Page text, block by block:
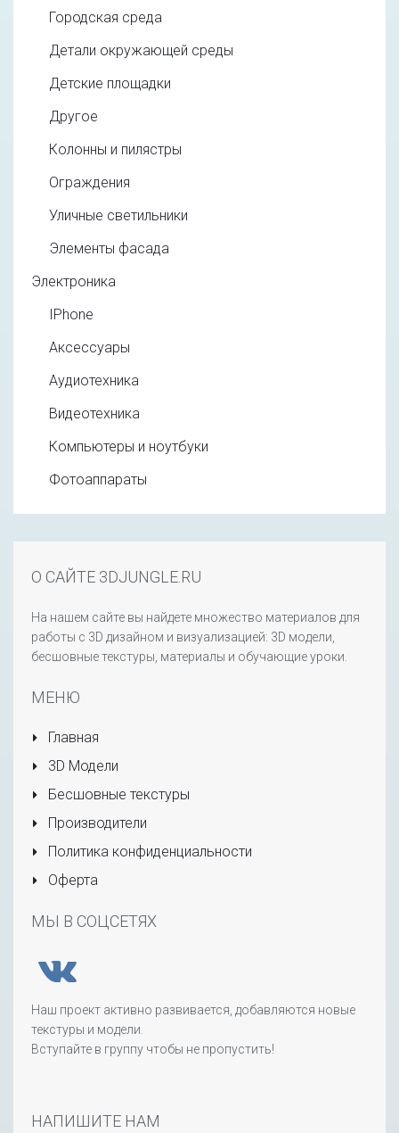
Городская среда
Детали окружающей среды
Детские площадки
Другое
Колонны и пилястры
Ограждения
Уличные светильники
Элементы фасада
Электроника
IPhone
Аксессуары
Аудиотехника
Видеотехника
Компьютеры и ноутбуки
Фотоаппараты
О САЙТЕ 3DJUNGLE.RU
На нашем сайте вы найдете множество материалов для
работы с 3D дизайном и визуализацией: 3D модели,
бесшовные текстуры, материалы и обучающие уроки.
МЕНЮ
Главная
3D Модели
Бесшовные текстуры
Производители
Политика конфиденциальности
Оферта
МЫ В СОЦСЕТЯХ
Наш проект активно развивается, добавляются новые
текстуры и модели.
Вступайте в группу чтобы не пропустить!
НАПИШИТЕ НАМ